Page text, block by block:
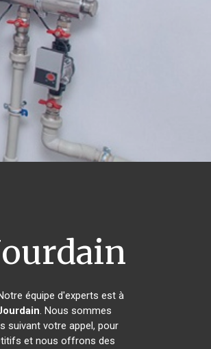
équipe d'experts est à
. Nous sommes
suivant votre appel, pour
et nous offrons des